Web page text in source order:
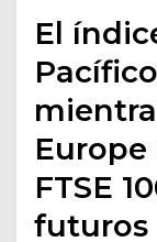
El
Europe
FTSE
futuros